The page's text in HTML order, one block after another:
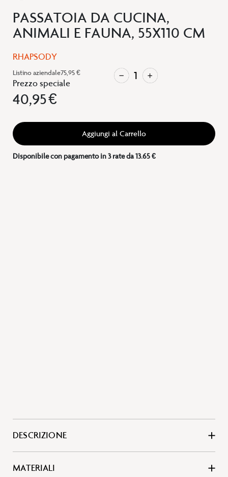
PASSATOIA DA CUCINA,
ANIMALI E FAUNA, 55X110 CM
Listino aziendale75,95 €
Prezzo speciale
40,95 €
Aggiungi al Carrello
Disponibile con pagamento in 3 rate da 13.65 €
DESCRIZIONE
MATERIALI
RHAPSODY